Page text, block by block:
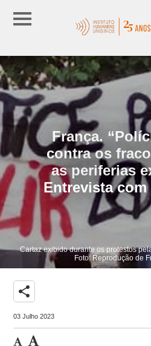
França.
contra os
as periferias
Entrevista
Cartaz exibido durante os protestos
Foto: Reprodução de
share
03 Julho 2023